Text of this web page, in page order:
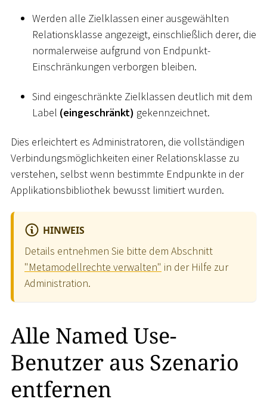
Werden alle Zielklassen einer ausgewählten
Relationsklasse angezeigt, einschließlich derer, die
normalerweise aufgrund von Endpunkt-
Einschränkungen verborgen bleiben.
Sind eingeschränkte Zielklassen deutlich mit dem
Label (eingeschränkt) gekennzeichnet.
Dies erleichtert es Administratoren, die vollständigen
Verbindungsmöglichkeiten einer Relationsklasse zu
verstehen, selbst wenn bestimmte Endpunkte in der
Applikationsbibliothek bewusst limitiert wurden.
HINWEIS
Details entnehmen Sie bitte dem Abschnitt
"Metamodellrechte verwalten" in der Hilfe zur
Administration.
Alle Named Use-
Benutzer aus Szenario
entfernen